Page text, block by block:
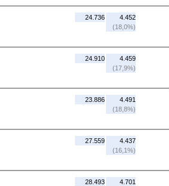
24.736
4.452
(18,0%)
24.910
4.459
(17,9%)
23.886
4.491
(18,8%)
27.559
4.437
(16,1%)
28.493
4.701